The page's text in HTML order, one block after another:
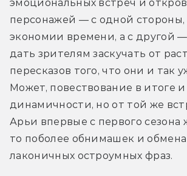
эмоциональных встреч и
персонажей — с одной стороны,
экономии времени, а с другой
дать зрителям заскучать от
пересказов того, что они и так
Может, повествование в итоге
динамичности, но от той же
Арьи впервые с первого сезона
то поболее обнимашек и
лаконичных остроумных фраз.